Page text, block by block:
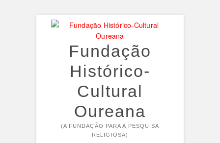
Fundação
Histórico-
Cultural
Oureana
(A FUNDAÇÃO PARA A PESQUISA
RELIGIOSA)